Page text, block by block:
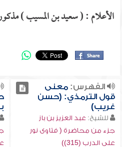
الأعلام : ( سعيد بن المسيب ) مذكور
الفهرس:معنى
قول الترمذي: (حسن
غريب)
للشيخ: عبد العزيز بن باز
جزء من محاضرة ( فتاوى نور
على الدرب (315))